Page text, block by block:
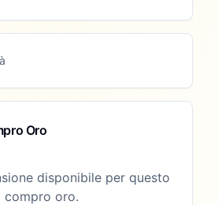
Oro
disponibile per questo
compro oro.